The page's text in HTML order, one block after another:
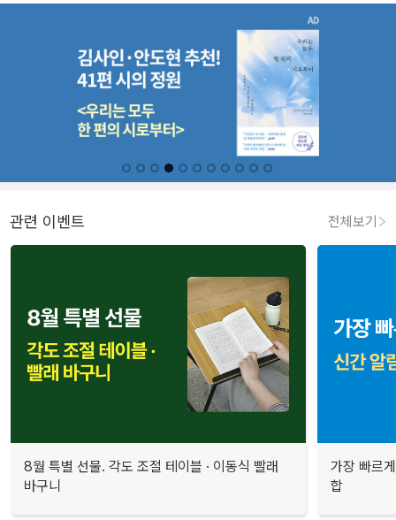
관련 이벤트 전체보기
8월 특별 선물. 각도 조절 테이블 · 이동식 빨래
바구니
가장 빠르
합